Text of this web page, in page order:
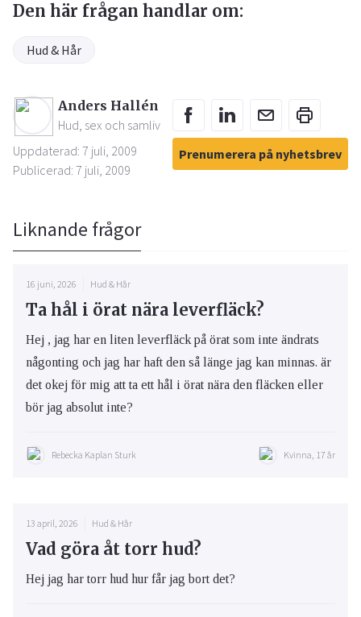
Den här frågan handlar om:
Hud & Hår
Anders Hallén
Hud, sex och samliv
Uppdaterad: 7 juli, 2009
Publicerad: 7 juli, 2009
Prenumerera på nyhetsbrev
Liknande frågor
16 juni, 2026 Hud & Hår
Ta hål i örat nära leverfläck?
Hej , jag har en liten leverfläck på örat som inte ändrats
någonting och jag har haft den så länge jag kan minnas. är
det okej för mig att ta ett hål i örat nära den fläcken eller
bör jag absolut inte?
Rebecka Kaplan Sturk Kvinna, 17 år
13 april, 2026 Hud & Hår
Vad göra åt torr hud?
Hej jag har torr hud hur får jag bort det?